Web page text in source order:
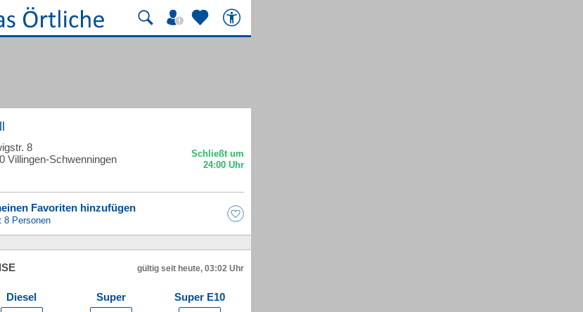
8
Villingen-Schwenningen
Favoriten hinzufügen
8 Personen
gültig seit heute, 03:02 Uhr
Diesel Super Super E10